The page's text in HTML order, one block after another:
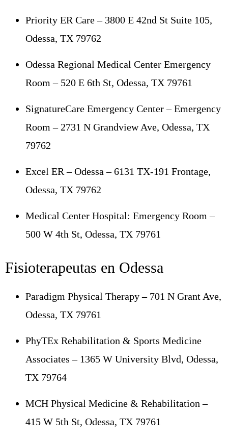
Priority ER Care – 3800 E 42nd St Suite 105,
Odessa, TX 79762
Odessa Regional Medical Center Emergency
Room – 520 E 6th St, Odessa, TX 79761
SignatureCare Emergency Center – Emergency
Room – 2731 N Grandview Ave, Odessa, TX
79762
Excel ER – Odessa – 6131 TX-191 Frontage,
Odessa, TX 79762
Medical Center Hospital: Emergency Room –
500 W 4th St, Odessa, TX 79761
Fisioterapeutas en Odessa
Paradigm Physical Therapy – 701 N Grant Ave,
Odessa, TX 79761
PhyTEx Rehabilitation & Sports Medicine
Associates – 1365 W University Blvd, Odessa,
TX 79764
MCH Physical Medicine & Rehabilitation –
415 W 5th St, Odessa, TX 79761